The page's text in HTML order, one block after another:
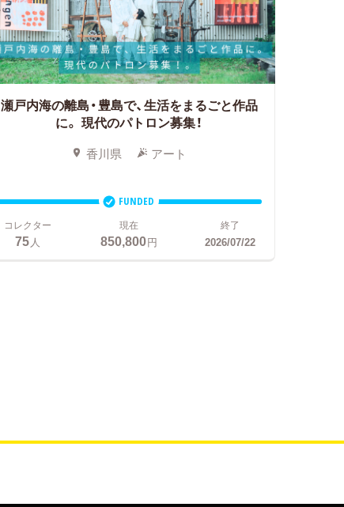
瀬戸内海の離島・豊島で、生活をまるごと作品
に。 現代のパトロン募集！
香川県 アート
FUNDED
コレクター
75人
現在
850,800円
終了
2026/07/22